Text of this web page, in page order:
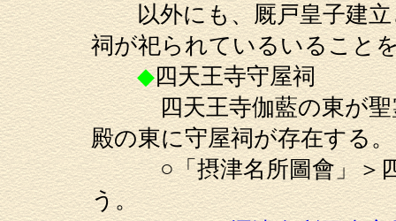
以外にも、厩戸皇子建立
祠が祀られているいること
◆四天王寺守屋祠
四天王寺伽藍の東が聖霊
殿の東に守屋祠が存在する。
○「摂津名所圖會」＞四
う。